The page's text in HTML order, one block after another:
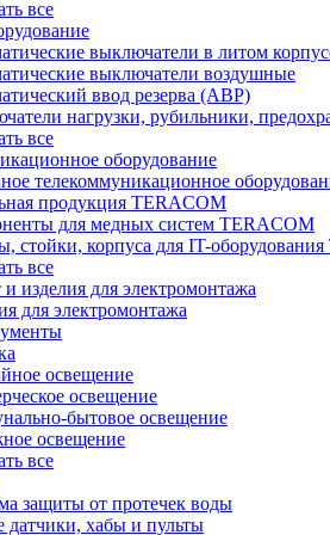
все
выключатели в литом
выключатели воздушные
ввод резерва (АВР)
нагрузки, рубильники,
все
оборудование
телекоммуникационное
продукция TERACOM
для медных систем TERACOM
стойки, корпуса для IT-
все
изделия для электромонтажа
для электромонтажа
освещение
освещение
бытовое освещение
освещение
все
защиты от протечек воды
хабы и пульты